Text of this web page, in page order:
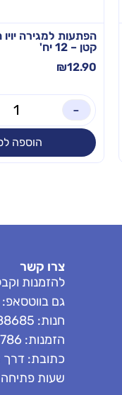
הפתעות למגירה יויו
קטן – 12 יח'
₪12.90
-
הוספה
צרו קשר
להזמנות
גם בווטסאפ:
חנות: 050-8588685
הזמנות: 050-8688786
כתובת: דרך ארץ
שעות פתיחה: